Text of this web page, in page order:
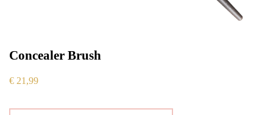
Concealer Brush
€ 21,99